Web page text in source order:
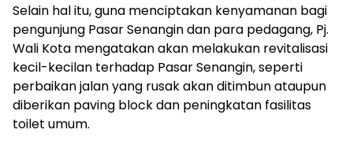
Selain hal itu, guna menciptakan kenyamanan bagi
pengunjung Pasar Senangin dan para pedagang, Pj.
Wali Kota mengatakan akan melakukan revitalisasi
kecil-kecilan terhadap Pasar Senangin, seperti
perbaikan jalan yang rusak akan ditimbun ataupun
diberikan paving block dan peningkatan fasilitas
toilet umum.